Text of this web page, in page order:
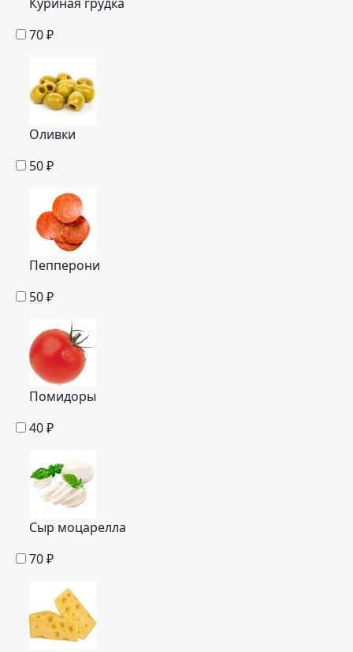
70₽
Оливки
50₽
Пепперони
50₽
Помидоры
40₽
Сыр моцарелла
70₽